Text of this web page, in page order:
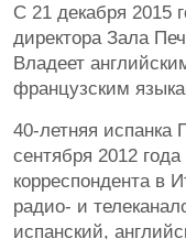
С 21 декабря 2015
директора Зала
Владеет
французским
40-летняя испанка
сентября 2012
корреспондента в
радио- и
испанский,